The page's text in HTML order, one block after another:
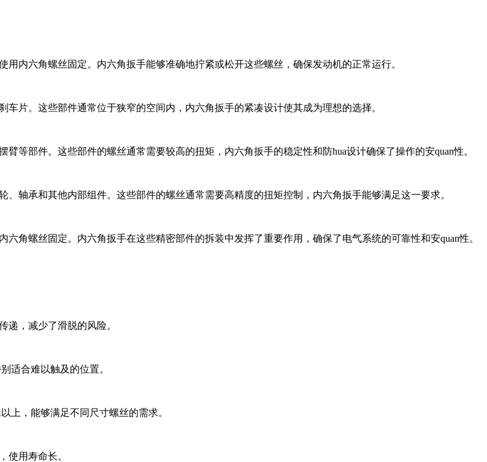
内六角螺丝固定。内六角扳手能够准确地拧紧或松开这些螺丝，确保发动机的正常运行。
片。这些部件通常位于狭窄的空间内，内六角扳手的紧凑设计使其成为理想的选择。
等部件。这些部件的螺丝通常需要较高的扭矩，内六角扳手的稳定性和防hua设计确保了操作的安quan性。
轴承和其他内部组件。这些部件的螺丝通常需要高精度的扭矩控制，内六角扳手能够满足这一要求。
角螺丝固定。内六角扳手在这些精密部件的拆装中发挥了重要作用，确保了电气系统的可靠性和安quan性。
递，减少了滑脱的风险。
适合难以触及的位置。
上，能够满足不同尺寸螺丝的需求。
使用寿命长。